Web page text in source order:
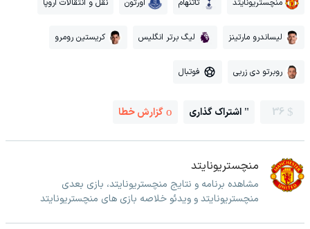
منچستریونایتد تاتنهام اورتون نقل و انتقالات اروپا
لیساندرو مارتینز لیگ برتر انگلیس کریستین رومرو
روبرتو دی زربی فوتبال
36 اشتراک گذاری گزارش خطا
منچستریونایتد
مشاهده برنامه و نتایج منچستریونایتد، بازی بعدی
منچستریونایتد و ویدئو خلاصه بازی های منچستریونایتد